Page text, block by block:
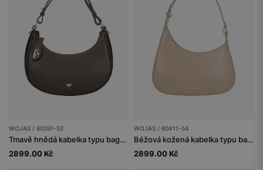
WOJAS / 80391-52
Tmavě hnědá kabelka typu bageta
2899.00 Kč
WOJAS / 80411-54
Béžová kožená kabelka typu baguette s asymetrickým tvarem
2899.00 Kč